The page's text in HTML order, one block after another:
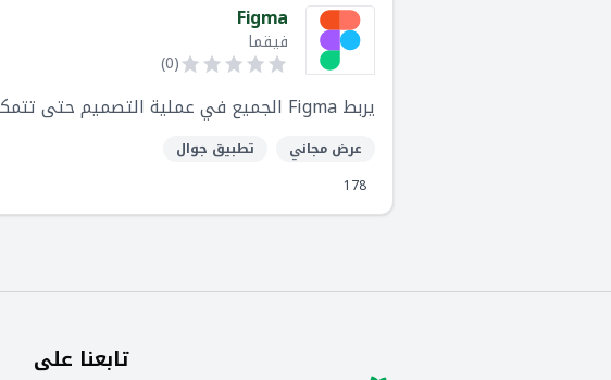
Figma
فيقما
(
0
)
يربط Figma الجميع في عملية التصميم حتى تتمكن الفرق من تقديم منتجات أفضل بشكل أسرع.
عرض مجاني
تطبيق جوال
178
تابعنا على